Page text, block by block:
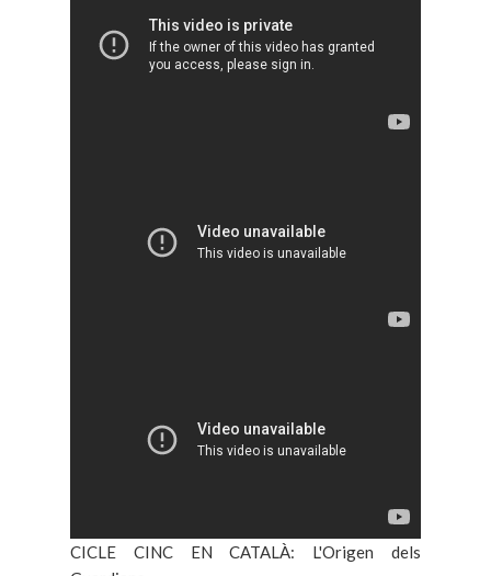
CICLE CINC EN CATALÀ: L'Origen dels